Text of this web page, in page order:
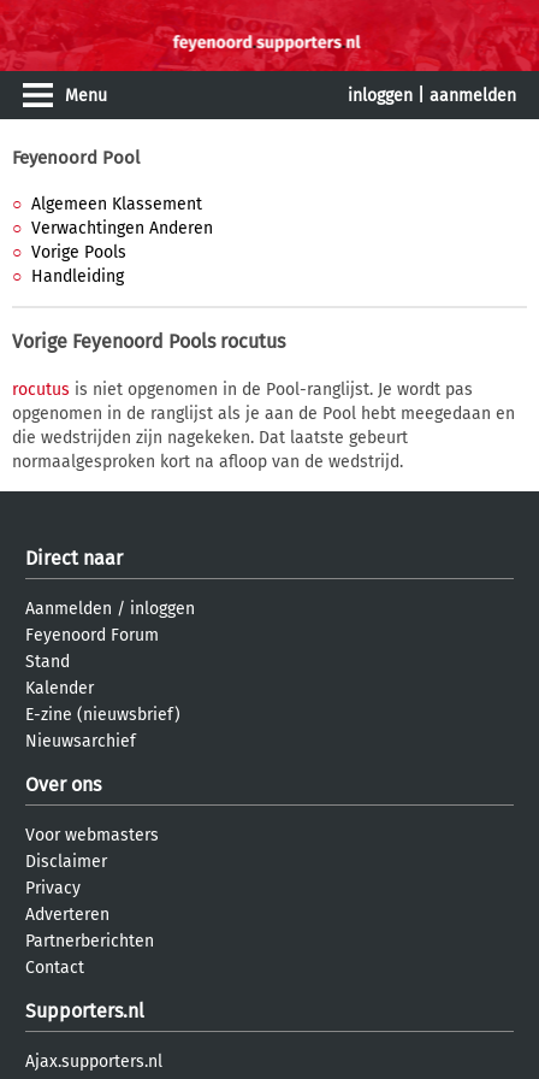
Menu inloggen aanmelden
Feyenoord Pool
Algemeen Klassement
Verwachtingen Anderen
Vorige Pools
Handleiding
Vorige Feyenoord Pools rocutus
rocutus is niet opgenomen in de Pool-ranglijst. Je wordt pas
opgenomen in de ranglijst als je aan de Pool hebt meegedaan en
die wedstrijden zijn nagekeken. Dat laatste gebeurt
normaalgesproken kort na afloop van de wedstrijd.
Direct naar
Aanmelden / inloggen
Feyenoord Forum
Stand
Kalender
E-zine (nieuwsbrief)
Nieuwsarchief
Over ons
Voor webmasters
Disclaimer
Privacy
Adverteren
Partnerberichten
Contact
Supporters.nl
Ajax.supporters.nl